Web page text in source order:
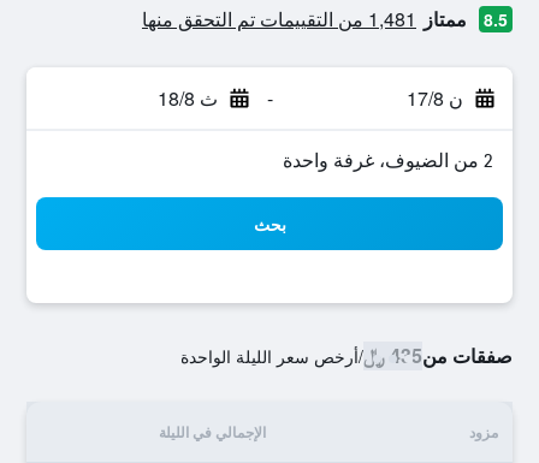
8.5 ممتاز 1,481 من التقييمات تم التحقق منها
ن 17/8 - ث 18/8
2 من الضيوف، غرفة واحدة
بحث
صفقات من435 ﷼ /أرخص سعر الليلة الواحدة
مزود الإجمالي في الليلة